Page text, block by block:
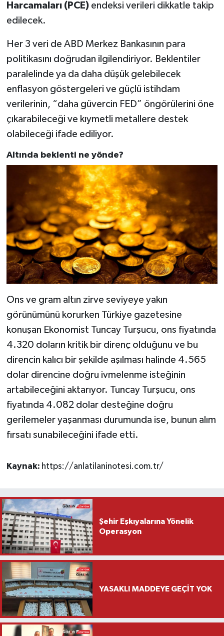
Harcamaları (PCE) endeksi verileri dikkatle takip
edilecek.
Her 3 veri de ABD Merkez Bankasının para
politikasını doğrudan ilgilendiriyor. Beklentiler
paralelinde ya da daha düşük gelebilecek
enflasyon göstergeleri ve güçlü istihdam
verilerinin, “daha güvercin FED” öngörülerini öne
çıkarabileceği ve kıymetli metallere destek
olabileceği ifade ediliyor.
Altında beklenti ne yönde?
Ons ve gram altın zirve seviyeye yakın
görünümünü korurken Türkiye gazetesine
konuşan Ekonomist Tuncay Turşucu, ons fiyatında
4.320 doların kritik bir direnç olduğunu ve bu
direncin kalıcı bir şekilde aşılması halinde 4.565
dolar direncine doğru ivmelenme isteğinin
artabileceğini aktarıyor. Tuncay Turşucu, ons
fiyatında 4.082 dolar desteğine doğru
gerilemeler yaşanması durumunda ise, bunun alım
fırsatı sunabileceğini ifade etti.
Kaynak: https://anlatilaninotesi.com.tr/
Şehir Eşkıyalarına Yönelik
Operasyon
YASAKLI MADDEYE GEÇİT YOK